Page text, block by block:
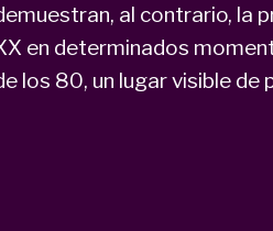
al contrario, la
en determinados
los 80, un lugar visible de